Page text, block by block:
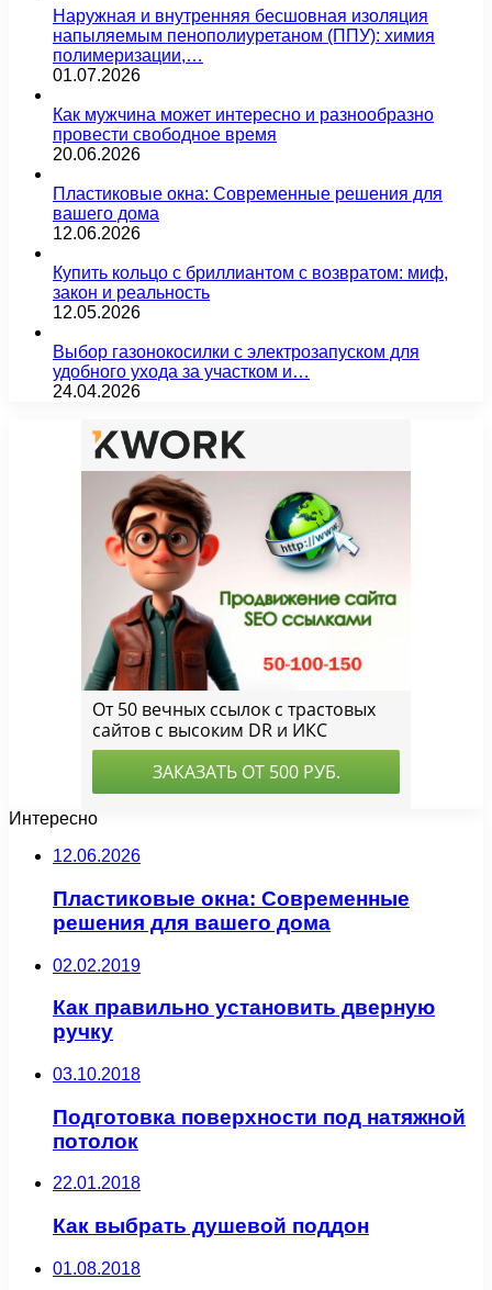
Наружная и внутренняя бесшовная изоляция
напыляемым пенополиуретаном (ППУ): химия
полимеризации,…
01.07.2026
Как мужчина может интересно и разнообразно
провести свободное время
20.06.2026
Пластиковые окна: Современные решения для
вашего дома
12.06.2026
Купить кольцо с бриллиантом с возвратом: миф,
закон и реальность
12.05.2026
Выбор газонокосилки с электрозапуском для
удобного ухода за участком и…
24.04.2026
Интересно
12.06.2026
Пластиковые окна: Современные
решения для вашего дома
02.02.2019
Как правильно установить дверную
ручку
03.10.2018
Подготовка поверхности под натяжной
потолок
22.01.2018
Как выбрать душевой поддон
01.08.2018